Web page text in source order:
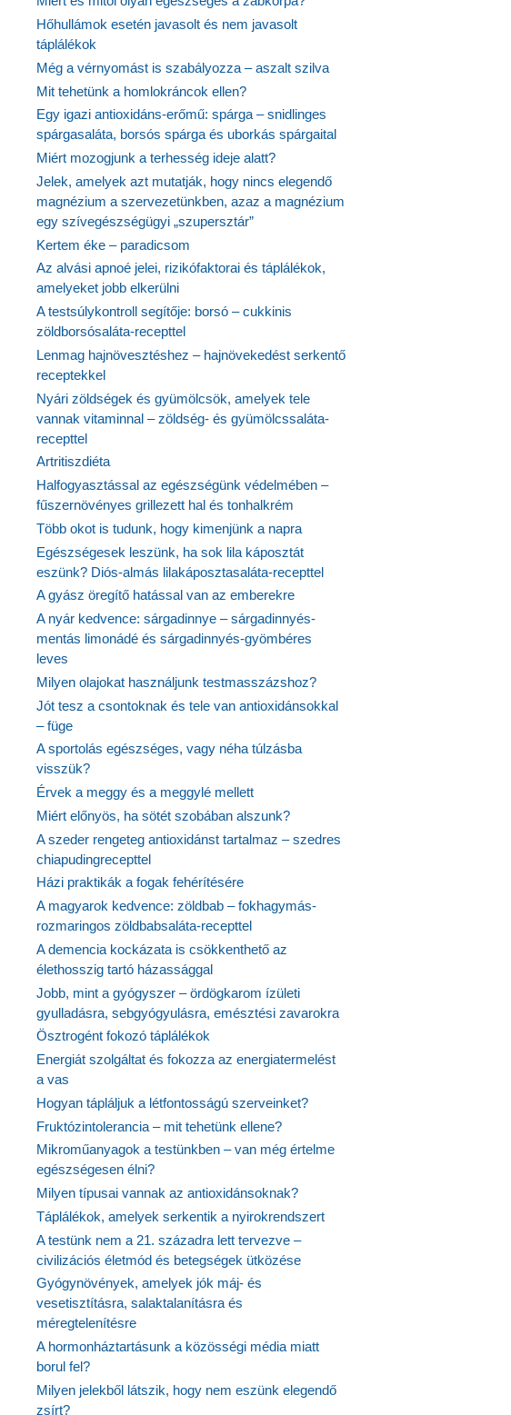
Hőhullámok esetén javasolt és nem javasolt
táplálékok
Még a vérnyomást is szabályozza – aszalt szilva
Mit tehetünk a homlokráncok ellen?
Egy igazi antioxidáns-erőmű: spárga – snidlinges
spárgasaláta, borsós spárga és uborkás spárgaital
Miért mozogjunk a terhesség ideje alatt?
Jelek, amelyek azt mutatják, hogy nincs elegendő
magnézium a szervezetünkben, azaz a magnézium
egy szívegészségügyi „szupersztár”
Kertem éke – paradicsom
Az alvási apnoé jelei, rizikófaktorai és táplálékok,
amelyeket jobb elkerülni
A testsúlykontroll segítője: borsó – cukkinis
zöldborsósaláta-recepttel
Lenmag hajnövesztéshez – hajnövekedést serkentő
receptekkel
Nyári zöldségek és gyümölcsök, amelyek tele
vannak vitaminnal – zöldség- és gyümölcssaláta-
recepttel
Artritiszdiéta
Halfogyasztással az egészségünk védelmében –
fűszernövényes grillezett hal és tonhalkrém
Több okot is tudunk, hogy kimenjünk a napra
Egészségesek leszünk, ha sok lila káposztát
eszünk? Diós-almás lilakáposztasaláta-recepttel
A gyász öregítő hatással van az emberekre
A nyár kedvence: sárgadinnye – sárgadinnyés-
mentás limonádé és sárgadinnyés-gyömbéres
leves
Milyen olajokat használjunk testmasszázshoz?
Jót tesz a csontoknak és tele van antioxidánsokkal
– füge
A sportolás egészséges, vagy néha túlzásba
visszük?
Érvek a meggy és a meggylé mellett
Miért előnyös, ha sötét szobában alszunk?
A szeder rengeteg antioxidánst tartalmaz – szedres
chiapudingrecepttel
Házi praktikák a fogak fehérítésére
A magyarok kedvence: zöldbab – fokhagymás-
rozmaringos zöldbabsaláta-recepttel
A demencia kockázata is csökkenthető az
élethosszig tartó házassággal
Jobb, mint a gyógyszer – ördögkarom ízületi
gyulladásra, sebgyógyulásra, emésztési zavarokra
Ösztrogént fokozó táplálékok
Energiát szolgáltat és fokozza az energiatermelést
a vas
Hogyan tápláljuk a létfontosságú szerveinket?
Fruktózintolerancia – mit tehetünk ellene?
Mikroműanyagok a testünkben – van még értelme
egészségesen élni?
Milyen típusai vannak az antioxidánsoknak?
Táplálékok, amelyek serkentik a nyirokrendszert
A testünk nem a 21. századra lett tervezve –
civilizációs életmód és betegségek ütközése
Gyógynövények, amelyek jók máj- és
vesetisztításra, salaktalanításra és
méregtelenítésre
A hormonháztartásunk a közösségi média miatt
borul fel?
Milyen jelekből látszik, hogy nem eszünk elegendő
zsírt?